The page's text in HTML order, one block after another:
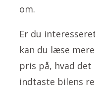
om.
Er du
kan du læse
pris på, hvad
indtaste bilens